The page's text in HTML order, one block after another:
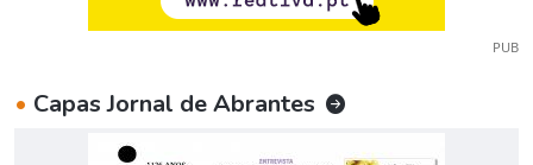
PUB
• Capas Jornal de Abrantes